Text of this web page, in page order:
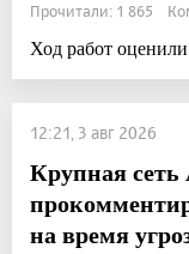
Прочитали: 1 865
Ход работ
12:21, 3 авг 2026
Крупная
на время